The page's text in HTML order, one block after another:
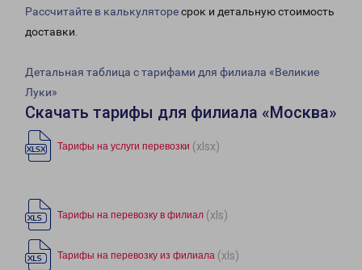
Рассчитайте в калькуляторесрок и детальную стоимость
доставки.
Детальная таблица с тарифами для филиала «Великие
Луки»
Скачать тарифы для филиала «Москва»
Тарифы на услуги перевозки (xlsx)
Тарифы на перевозку в филиал (xls)
Тарифы на перевозку из филиала (xls)